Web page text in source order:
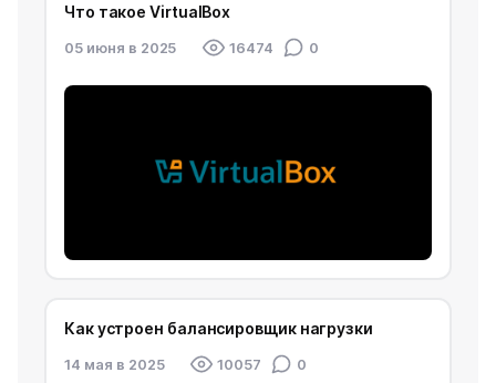
Что такое VirtualBox
05 июня в 2025 16474 0
Как устроен балансировщик нагрузки
14 мая в 2025 10057 0